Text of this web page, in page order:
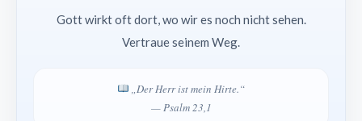
Gott wirkt oft dort, wo wir es noch nicht sehen.
Vertraue seinem Weg.
„Der Herr ist mein Hirte.“
— Psalm 23,1